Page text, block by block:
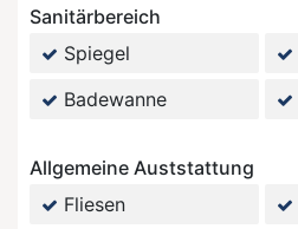
Sanitärbereich
Spiegel
Badewanne
Allgemeine Auststattung
Fliesen